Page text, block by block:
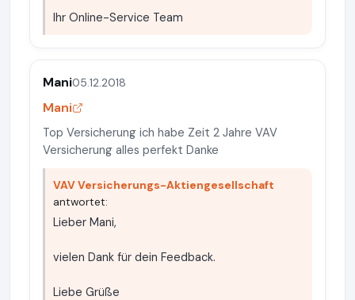
Ihr Online-Service Team
Mani05.12.2018
Mani
Top Versicherung ich habe Zeit 2 Jahre VAV
Versicherung alles perfekt Danke
VAV Versicherungs-Aktiengesellschaft
antwortet:
Lieber Mani,
vielen Dank für dein Feedback.
Liebe Grüße